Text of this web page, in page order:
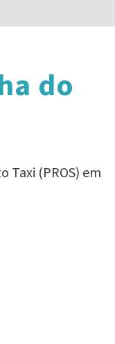
do
Taxi (PROS) em